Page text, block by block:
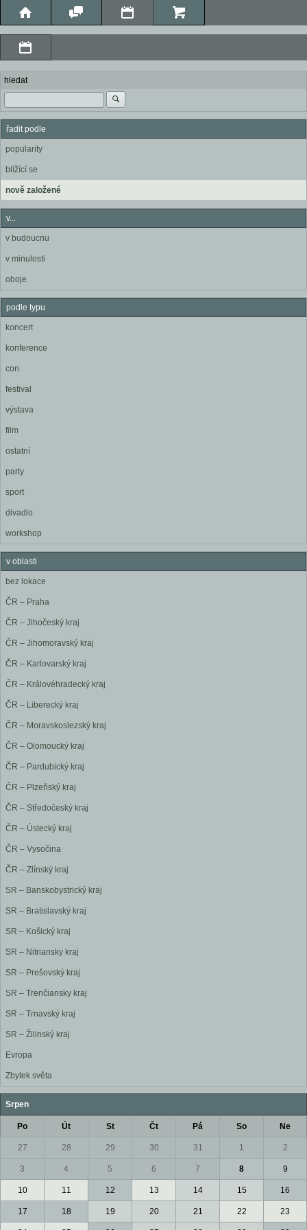
hledat
řadit podle
popularity
blížící se
nově založené
v...
v budoucnu
v minulosti
oboje
podle typu
koncert
konference
con
festival
výstava
film
ostatní
party
sport
divadlo
workshop
v oblasti
bez lokace
ČR – Praha
ČR – Jihočeský kraj
ČR – Jihomoravský kraj
ČR – Karlovarský kraj
ČR – Královéhradecký kraj
ČR – Liberecký kraj
ČR – Moravskoslezský kraj
ČR – Olomoucký kraj
ČR – Pardubický kraj
ČR – Plzeňský kraj
ČR – Středočeský kraj
ČR – Ústecký kraj
ČR – Vysočina
ČR – Zlínský kraj
SR – Banskobystrický kraj
SR – Bratislavský kraj
SR – Košický kraj
SR – Nitriansky kraj
SR – Prešovský kraj
SR – Trenčiansky kraj
SR – Trnavský kraj
SR – Žilinský kraj
Evropa
Zbytek světa
Srpen
Po Út St Čt Pá So Ne
27 28 29 30 31 1 2
3 4 5 6 7 8 9
10 11 12 13 14 15 16
17 18 19 20 21 22 23